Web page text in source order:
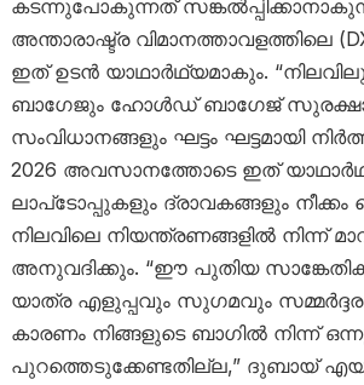
കടന്നുപോകുന്നത്
അന്താരാഷ്ട്ര വിമാനത്താവളത്തിലെ
ഇത് ഉടൻ യാഥാർഥ്യമാകും.
ബാഗേജും ഹോൾഡ് ബാഗേജ് സുരക്ഷാ
സംവിധാനങ്ങളും ഘട്ടം ഘട്ടമായി
2026 അവസാനത്തോടെ ഇത്
ലാപ്‌ടോപ്പുകളും ദ്രാവകങ്ങളും നീക്കം
നിലവിലെ നിയന്ത്രണങ്ങളിൽ നിന്ന്
അനുവദിക്കും. “ഈ പുതിയ
യാത്ര എളുപ്പവും സുഗമവും
കാരണം നിങ്ങളുടെ ബാഗിൽ നിന്ന്
പുറത്തെടുക്കേണ്ടതില്ല,” ദുബായ്